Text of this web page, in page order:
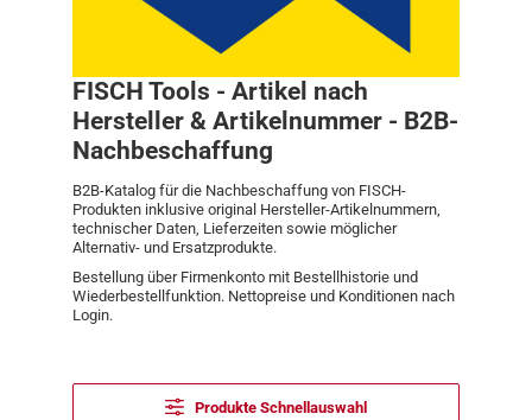
FISCH Tools - Artikel nach
Hersteller & Artikelnummer - B2B-
Nachbeschaffung
B2B-Katalog für die Nachbeschaffung von FISCH-
Produkten inklusive original Hersteller-Artikelnummern,
technischer Daten, Lieferzeiten sowie möglicher
Alternativ- und Ersatzprodukte.
Bestellung über Firmenkonto mit Bestellhistorie und
Wiederbestellfunktion. Nettopreise und Konditionen nach
Login.
Produkte Schnellauswahl